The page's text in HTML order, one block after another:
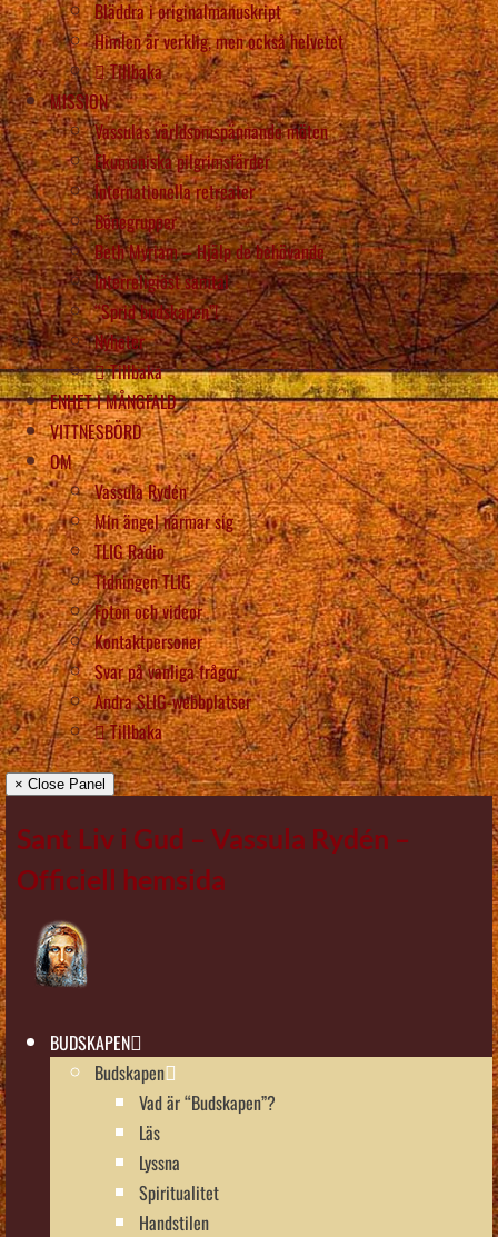
Bläddra i originalmanuskript
Himlen är verklig, men också helvetet
Tillbaka
MISSION
Vassulas världsomspännande möten
Ekumeniska pilgrimsfärder
Internationella retreater
Bönegrupper
Beth Myriam – Hjälp de behövande
Interreligiöst samtal
“Sprid budskapen”!
Nyheter
Tillbaka
ENHET I MÅNGFALD
VITTNESBÖRD
OM
Vassula Rydén
Min ängel närmar sig
TLIG Radio
Tidningen TLIG
Foton och videor
Kontaktpersoner
Svar på vanliga frågor
Andra SLIG-webbplatser
Tillbaka
× Close Panel
Sant Liv i Gud – Vassula Rydén –
Officiell hemsida
BUDSKAPEN
Budskapen
Vad är “Budskapen”?
Läs
Lyssna
Spiritualitet
Handstilen